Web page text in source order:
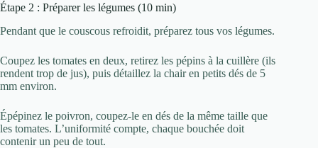
Étape 2 : Préparer les légumes (10 min)
Pendant que le couscous refroidit, préparez tous vos légumes.
Coupez les tomates en deux, retirez les pépins à la cuillère (ils
rendent trop de jus), puis détaillez la chair en petits dés de 5
mm environ.
Épépinez le poivron, coupez-le en dés de la même taille que
les tomates. L’uniformité compte, chaque bouchée doit
contenir un peu de tout.